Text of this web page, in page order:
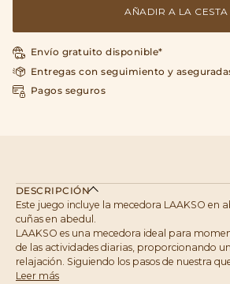
AÑADIR A LA CESTA
Envío gratuito disponible*
Entregas con seguimiento y
Pagos seguros
DESCRIPCIÓN
Este juego incluye la mecedora LAAKSO en
cuñas en abedul.
LAAKSO es una mecedora ideal para
de las actividades diarias, proporcionando
relajación. Siguiendo los pasos de nuestra
Leer más